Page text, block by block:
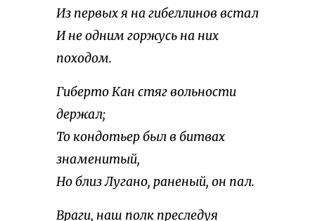
Из первых я на гибеллинов встал
И не одним горжусь на них
походом.
Гиберто Кан стяг вольности
держал;
То кондотьер был в битвах
знаменитый,
Но близ Лугано, раненый, он пал.
Враги, наш полк преследуя